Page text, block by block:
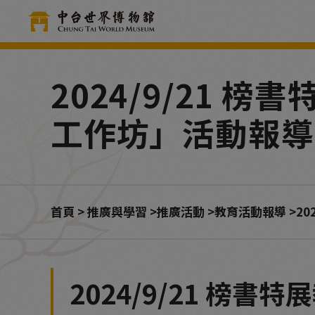
2024/9/21 榜書
工作坊」活動報導
首頁 推廣與學習 推廣活動 教育活動報導
2024/9/21 榜書特
Cookie管理面板